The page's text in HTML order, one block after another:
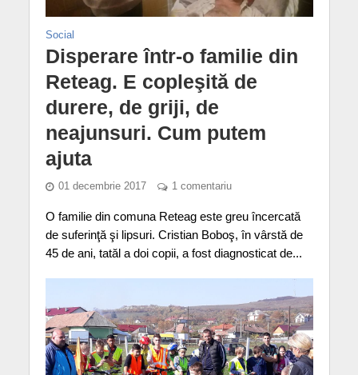
Social
Disperare într-o familie din
Reteag. E copleşită de
durere, de griji, de
neajunsuri. Cum putem
ajuta
01 decembrie 2017 1 comentariu
O familie din comuna Reteag este greu încercată
de suferinţă şi lipsuri. Cristian Boboş, în vârstă de
45 de ani, tatăl a doi copii, a fost diagnosticat de...